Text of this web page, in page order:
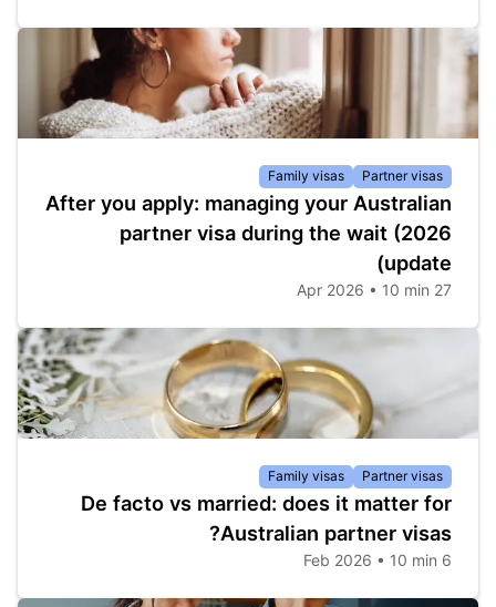
Partner visas
Family visas
After you apply: managing your Australian
partner visa during the wait (2026
update)
27 Apr 2026 • 10 min
Partner visas
Family visas
De facto vs married: does it matter for
Australian partner visas?
6 Feb 2026 • 10 min